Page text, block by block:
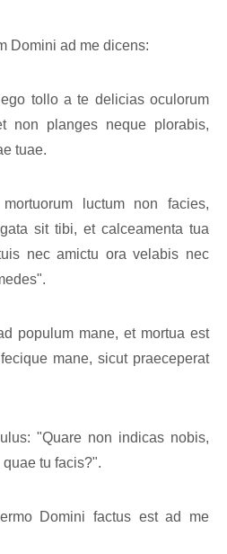
Domini ad me dicens:
tollo a te delicias oculorum
non planges neque plorabis,
tuae.
mortuorum luctum non facies,
sit tibi, et calceamenta tua
nec amictu ora velabis nec
populum mane, et mortua est
mane, sicut praeceperat
"Quare non indicas nobis,
tu facis?".
Domini factus est ad me